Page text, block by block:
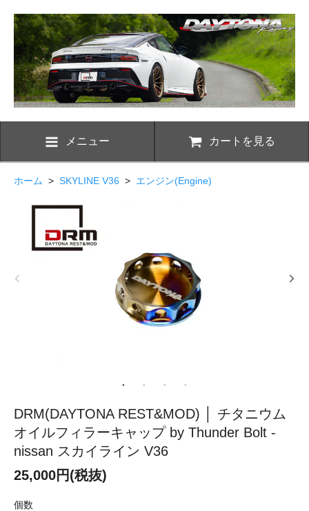
メニュー カートを見る
ホーム > SKYLINE V36 > エンジン(Engine)
DRM(DAYTONA REST&MOD) │ チタニウム
オイルフィラーキャップ by Thunder Bolt -
nissan スカイライン V36
25,000円(税抜)
個数